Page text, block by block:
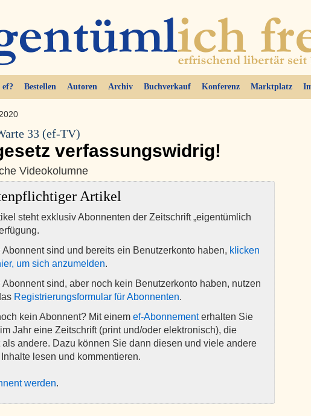
Bestellen Autoren Archiv Buchverkauf Konferenz Marktplatz
33 (ef-TV)
verfassungswidrig!
Videokolumne
Artikel
steht exklusiv Abonnenten der Zeitschrift „eigentümlich
Abonnent sind und bereits ein Benutzerkonto haben, klicken
um sich anzumelden.
Abonnent sind, aber noch kein Benutzerkonto haben, nutzen
Registrierungsformular für Abonnenten.
kein Abonnent? Mit einem ef-Abonnementerhalten Sie
Jahr eine Zeitschrift (print und/oder elektronisch), die
als andere. Dazu können Sie dann diesen und viele andere
lesen und kommentieren.
werden.